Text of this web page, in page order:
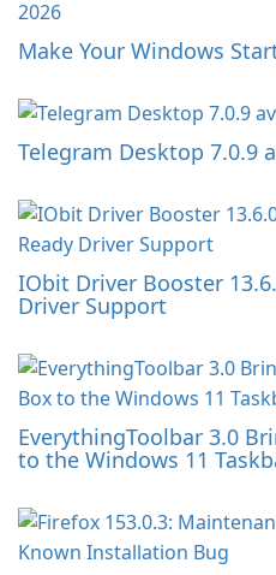
Make Your Windows
Telegram Desktop 7.0.9
IObit Driver Booster
Driver Support
EverythingToolbar 3.0
to the Windows 11